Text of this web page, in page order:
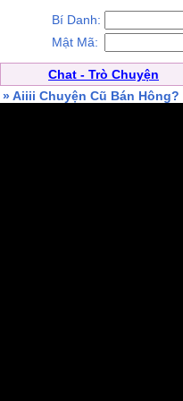
Bí Danh:
Mật Mã:
Chat - Trò Chuyện
» Aiiii Chuyện Cũ Bán Hông?